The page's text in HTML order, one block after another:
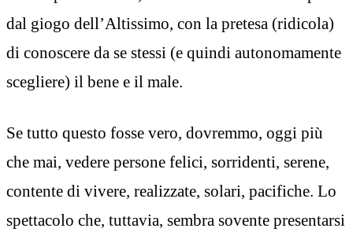
dal giogo dell’Altissimo, con la pretesa (ridicola)
di conoscere da se stessi (e quindi autonomamente
scegliere) il bene e il male.
Se tutto questo fosse vero, dovremmo, oggi più
che mai, vedere persone felici, sorridenti, serene,
contente di vivere, realizzate, solari, pacifiche. Lo
spettacolo che, tuttavia, sembra sovente presentarsi